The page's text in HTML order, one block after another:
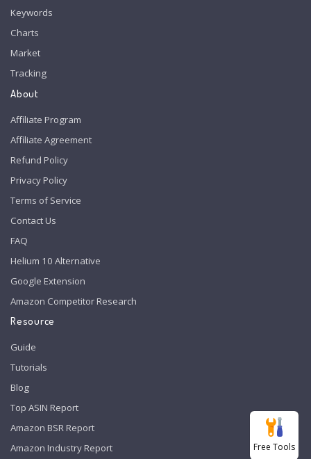
Keywords
Charts
Market
Tracking
About
Affiliate Program
Affiliate Agreement
Refund Policy
Privacy Policy
Terms of Service
Contact Us
FAQ
Helium 10 Alternative
Google Extension
Amazon Competitor Research
Resource
Guide
Tutorials
Blog
Top ASIN Report
Amazon BSR Report
Amazon Industry Report
Free Tools